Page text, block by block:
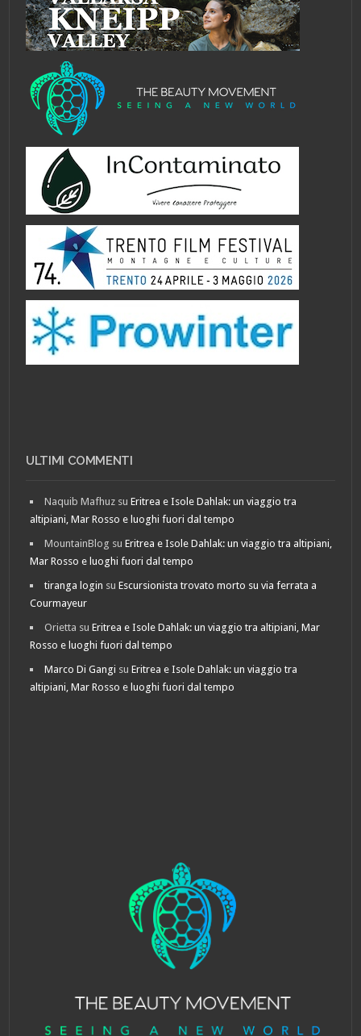
ULTIMI COMMENTI
Naquib Mafhuz suEritrea e Isole Dahlak: un viaggio tra
altipiani, Mar Rosso e luoghi fuori dal tempo
MountainBlog suEritrea e Isole Dahlak: un viaggio tra altipiani,
Mar Rosso e luoghi fuori dal tempo
tiranga login suEscursionista trovato morto su via ferrata a
Courmayeur
Orietta suEritrea e Isole Dahlak: un viaggio tra altipiani, Mar
Rosso e luoghi fuori dal tempo
Marco Di Gangi suEritrea e Isole Dahlak: un viaggio tra
altipiani, Mar Rosso e luoghi fuori dal tempo